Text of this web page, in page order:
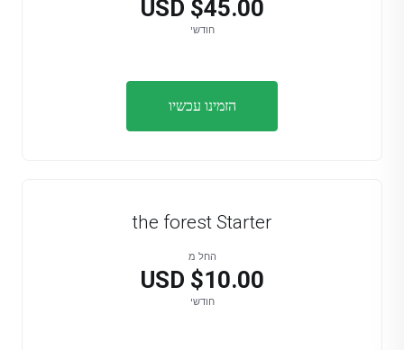
$45.00 USD
חודשי
הזמינו עכשיו
the forest Starter
החל מ
$10.00 USD
חודשי